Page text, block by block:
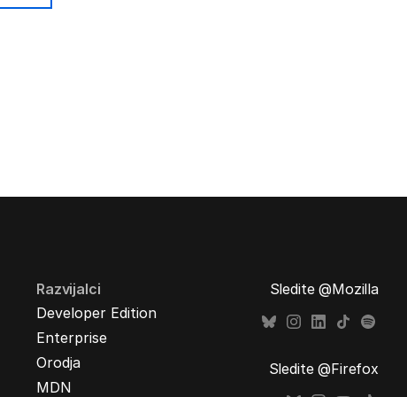
Razvijalci
Developer Edition
Enterprise
Orodja
MDN
Sledite @Mozilla
Sledite @Firefox